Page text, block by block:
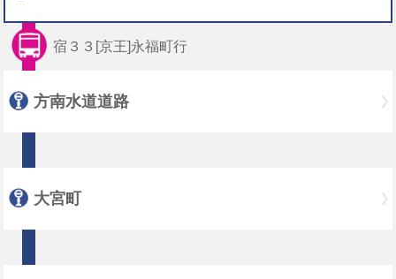
宿３３[京王]永福町行
方南水道道路
大宮町